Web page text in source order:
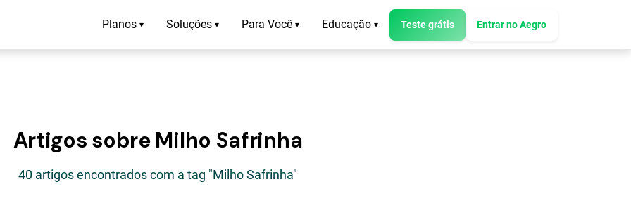
Planos ▾ Soluções ▾ Para Você ▾ Educação ▾ Teste grátis Entrar no Aegro
Artigos sobre Milho Safrinha
40 artigos encontrados com a tag "Milho Safrinha"